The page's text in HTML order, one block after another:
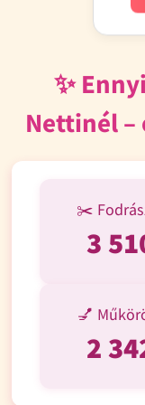
✨
Nettinél –
✂️
3
💅
2